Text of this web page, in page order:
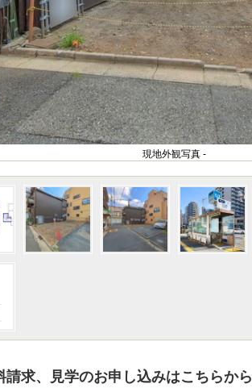
現地外観写真 -
請求、見学のお申し込みはこちらから